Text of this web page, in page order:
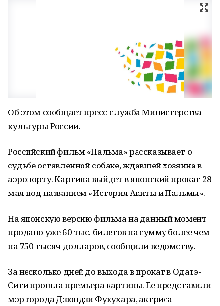
Об этом сообщает пресс-служба Министерства
культуры России.
Российский фильм «Пальма» рассказывает о
судьбе оставленной собаке, ждавшей хозяина в
аэропорту. Картина выйдет в японский прокат 28
мая под названием «История Акиты и Пальмы».
На японскую версию фильма на данный момент
продано уже 60 тыс. билетов на сумму более чем
на 750 тысяч долларов, сообщили ведомству.
За несколько дней до выхода в прокат в Одатэ-
Сити прошла премьера картины. Ее представили
мэр города Дзюндзи Фукухара, актриса